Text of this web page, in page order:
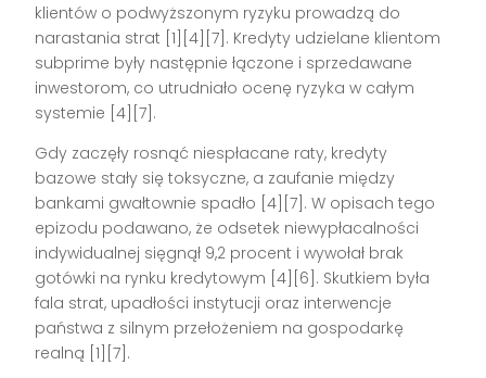
klientów o podwyższonym ryzyku prowadzą do
narastania strat [1][4][7]. Kredyty udzielane klientom
subprime były następnie łączone i sprzedawane
inwestorom, co utrudniało ocenę ryzyka w całym
systemie [4][7].
Gdy zaczęły rosnąć niespłacane raty, kredyty
bazowe stały się toksyczne, a zaufanie między
bankami gwałtownie spadło [4][7]. W opisach tego
epizodu podawano, że odsetek niewypłacalności
indywidualnej sięgnął 9,2 procent i wywołał brak
gotówki na rynku kredytowym [4][6]. Skutkiem była
fala strat, upadłości instytucji oraz interwencje
państwa z silnym przełożeniem na gospodarkę
realną [1][7].